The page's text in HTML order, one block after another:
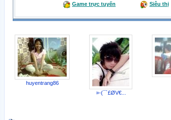
Game trực tuyến Siêu thị
huyentrang86
»-(¯`£ØV€...